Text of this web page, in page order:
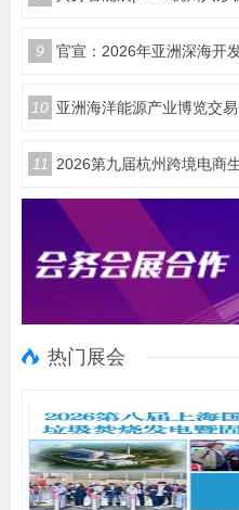
9 官宣：2026年亚洲深海开
10 亚洲海洋能源产业博览交
11 2026第九届杭州跨境电商
热门展会